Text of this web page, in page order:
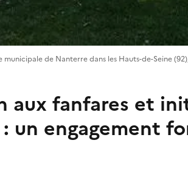
municipale de Nanterre dans les Hauts-de-Seine
aux fanfares et
un engagement